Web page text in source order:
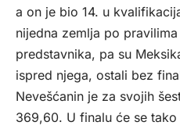
a on je bio 14. u
nijedna zemlja po
predstavnika, pa su
ispred njega, ostali bez
Nevešćanin je za svojih
369,60. U finalu će se